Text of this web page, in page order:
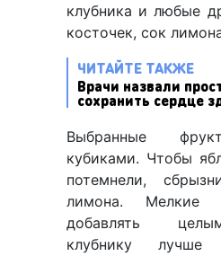
клубника и любые
косточек, сок
ЧИТАЙТЕ ТАКЖЕ
Врачи назвали
сохранить сердце
Выбранные
кубиками. Чтобы
потемнели,
лимона. Мелкие
добавлять
клубнику лучше